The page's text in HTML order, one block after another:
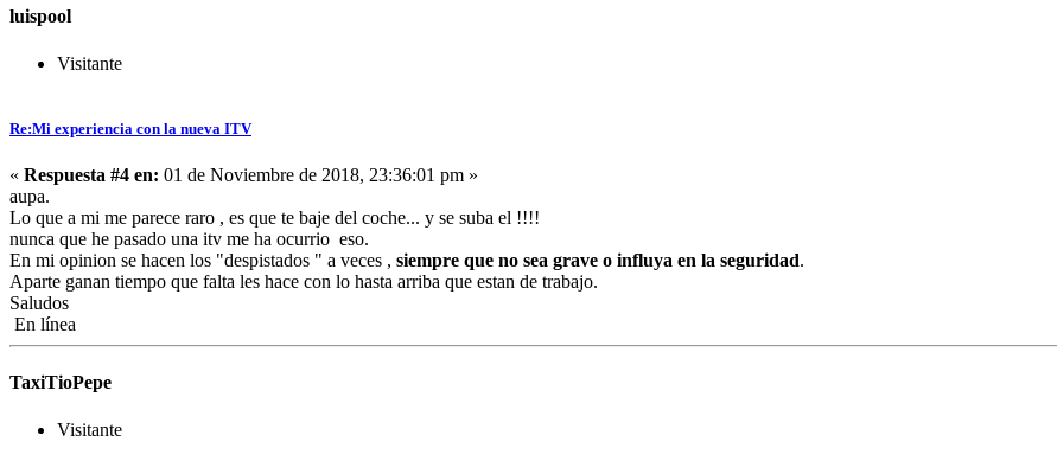
luispool
Visitante
Re:Mi experiencia con la nueva ITV
« Respuesta #4 en: 01 de Noviembre de 2018, 23:36:01 pm »
aupa.
Lo que a mi me parece raro , es que te baje del coche... y se suba el !!!!
nunca que he pasado una itv me ha ocurrio eso.
En mi opinion se hacen los "despistados " a veces , siempre que no sea grave o influya en la seguridad.
Aparte ganan tiempo que falta les hace con lo hasta arriba que estan de trabajo.
Saludos
En línea
TaxiTioPepe
Visitante